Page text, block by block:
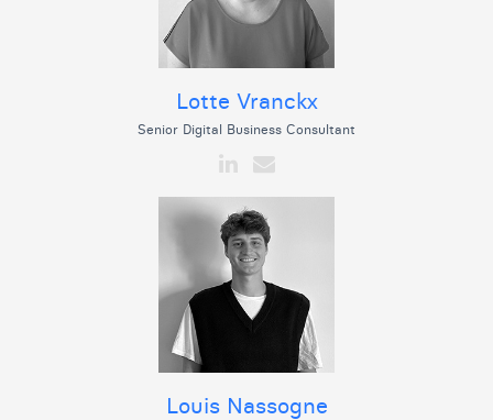
Lotte Vranckx
Senior Digital Business Consultant
Louis Nassogne